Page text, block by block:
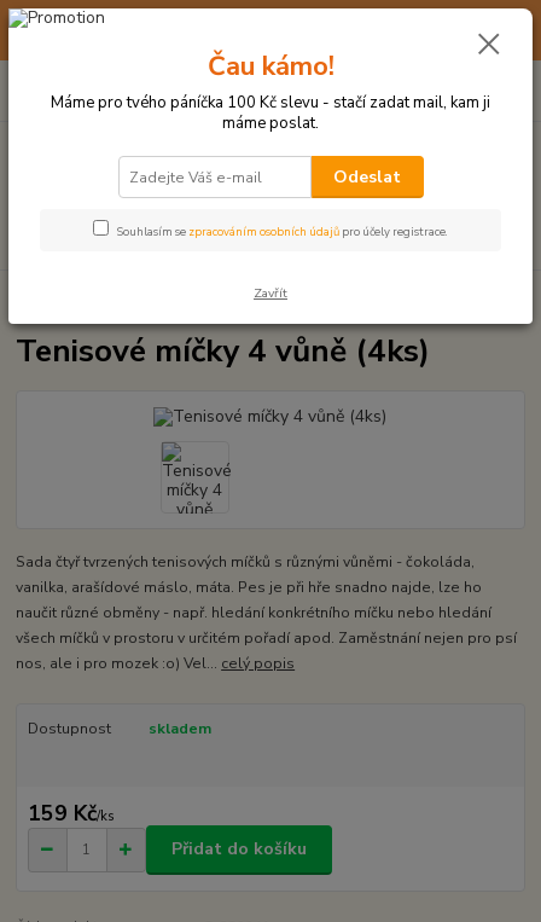
☀️ 10. - 14. SRPNA 2026 MÁME DOVOLENOU ☀️ OBJEDNÁVKY
Hledat
po–pá: 9–17 hod.
za0 Kč
MÍČKY, APORTY, TALÍŘE, HÁZEČE
Tenisové míčky 4 vůně (4ks)
Sada čtyř tvrzených tenisových míčků s různými vůněmi - čokoláda,
vanilka, arašídové máslo, máta. Pes je při hře snadno najde, lze ho
naučit různé obměny - např. hledání konkrétního míčku nebo hledání
všech míčků v prostoru v určitém pořadí apod. Zaměstnání nejen pro psí
nos, ale i pro mozek :o) Vel... celý popis
Dostupnost skladem
159 Kč/ks
Přidat do košíku
Čau kámo!
Máme pro tvého páníčka 100 Kč slevu - stačí zadat mail, kam ji
máme poslat.
Odeslat
Souhlasím se zpracováním osobních údajů pro účely registrace.
Zavřít